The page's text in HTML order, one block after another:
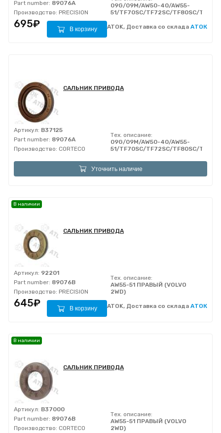
Part number: 89076A
Производство: PRECISION
09G/09M/AW50-40/AW55-
51/TF70SC/TF72SC/TF80SC/
695₽ В корзину ATOK, Доставка со склада АТОК
САЛЬНИК ПРИВОДА
Артикул: B37125
Part number: 89076A
Производство: CORTECO
Тех. описание:
09G/09M/AW50-40/AW55-
51/TF70SC/TF72SC/TF80SC/
Уточнить наличие
САЛЬНИК ПРИВОДА
Артикул: 92201
Part number: 89076B
Производство: PRECISION
Тех. описание:
AW55-51 ПРАВЫЙ (VOLVO
2WD)
В наличии
645₽ В корзину ATOK, Доставка со склада АТОК
САЛЬНИК ПРИВОДА
Артикул: B37000
Part number: 89076B
Производство: CORTECO
Тех. описание:
AW55-51 ПРАВЫЙ (VOLVO
2WD)
В наличии